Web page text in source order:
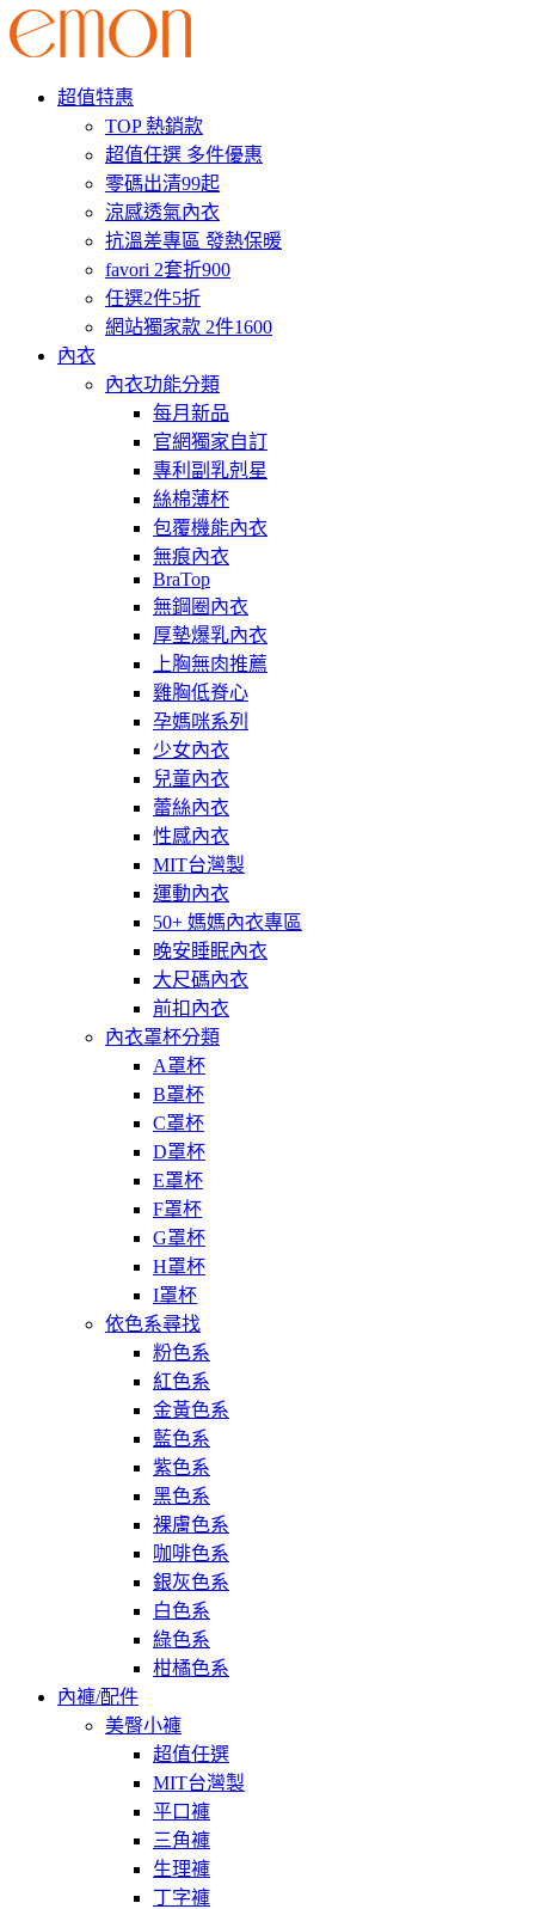
超值特惠
TOP 熱銷款
超值任選 多件優惠
零碼出清99起
涼感透氣內衣
抗溫差專區 發熱保暖
favori 2套折900
任選2件5折
網站獨家款 2件1600
內衣
內衣功能分類
每月新品
官網獨家自訂
專利副乳剋星
絲棉薄杯
包覆機能內衣
無痕內衣
BraTop
無鋼圈內衣
厚墊爆乳內衣
上胸無肉推薦
雞胸低脊心
孕媽咪系列
少女內衣
兒童內衣
蕾絲內衣
性感內衣
MIT台灣製
運動內衣
50+ 媽媽內衣專區
晚安睡眠內衣
大尺碼內衣
前扣內衣
內衣罩杯分類
A罩杯
B罩杯
C罩杯
D罩杯
E罩杯
F罩杯
G罩杯
H罩杯
I罩杯
依色系尋找
粉色系
紅色系
金黃色系
藍色系
紫色系
黑色系
裸膚色系
咖啡色系
銀灰色系
白色系
綠色系
柑橘色系
內褲/配件
美臀小褲
超值任選
MIT台灣製
平口褲
三角褲
生理褲
丁字褲